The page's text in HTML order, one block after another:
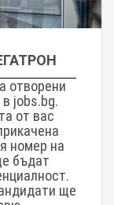
отворени
jobs.bg.
от вас
номер на
бъдат
ще